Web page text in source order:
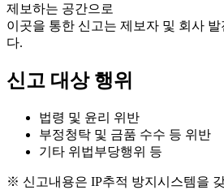
제보하는 공간으로
이곳을 통한 신고는 제보자 및 회사 발
다.
신고 대상 행위
법령 및 윤리 위반
부정청탁 및 금품 수수 등 위반
기타 위법부당행위 등
※ 신고내용은 IP추적 방지시스템을